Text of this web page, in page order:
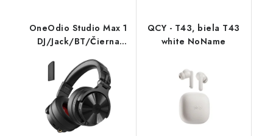
OneOdio Studio Max 1
DJ/Jack/BT/Čierna
QCY - T43, biela T43
white NoName